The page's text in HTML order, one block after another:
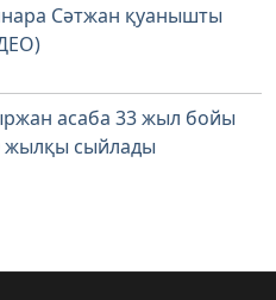
Сәтжан қуанышты
асаба 33 жыл бойы
жылқы сыйлады